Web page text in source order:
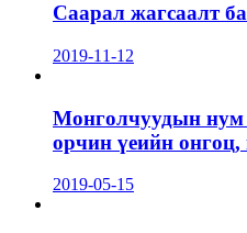
Саарал жагсаалт
2019-11-12
Монголчуудын нум
орчин үеийн онгоц,
2019-05-15